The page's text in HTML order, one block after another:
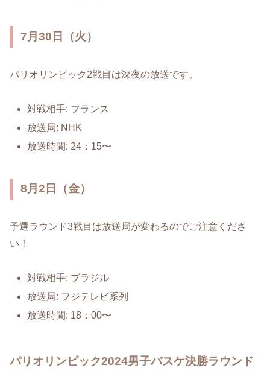
7月30日（火）
パリオリンピック2戦目は深夜の放送です。
対戦相手: フランス
放送局: NHK
放送時間: 24：15〜
8月2日（金）
予選ラウンド3戦目は放送局が変わるのでご注意くださ
い！
対戦相手: ブラジル
放送局: フジテレビ系列
放送時間: 18：00〜
パリオリンピック2024男子バスケ決勝ラウンド